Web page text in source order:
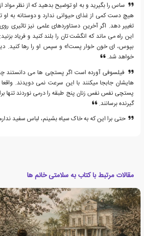
ساس را بگیرید و به او توضیح بدهید که از نظر مواد
هیچ دست کمی از غذای حیوانی ندارد و دوستانه به او
تغییر دهد. اگر آخرین دستاوردهای علمی نیز تاثیری روی
این راه می ماند که انگشت تان را بلند کنید و فریاد
بپوس، ای خون خوار پست!» و سپس او را رها کنید.
خواهد شد.
فیلسوفی آورده است اگر پستچی ها می دانستند
هایشان جابجا میکنند با این سرعت نمی دویدند.
پستچی نفس نفس زنان پنج طبقه را درمی نوردند تنها
گیرنده برسانند.
حتی برا این که به خاک سیاه بشینم، لباس سفید
مقالات مرتبط با کتاب به سلامتی خانم ها